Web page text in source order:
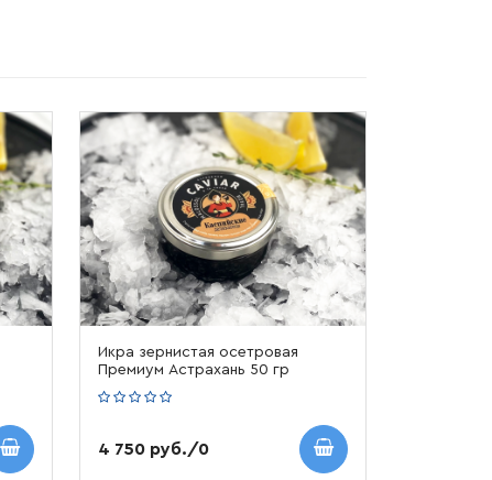
Икра зернистая осетровая
Премиум Астрахань 50 гр
4 750 руб./0